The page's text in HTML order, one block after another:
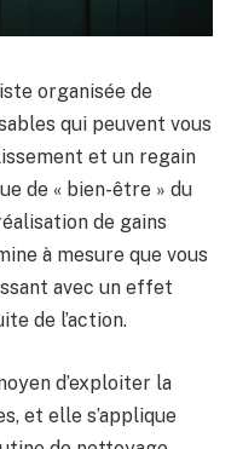
organisée de
qui peuvent vous
et un regain
de « bien-être » du
de gains
à mesure que vous
avec un effet
de l’action.
d’exploiter la
et elle s’applique